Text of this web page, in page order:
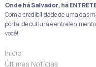
Onde há Salvador, há
Com a credibilidade de uma das
portal de cultura e
você!
Início
Últimas Notícias